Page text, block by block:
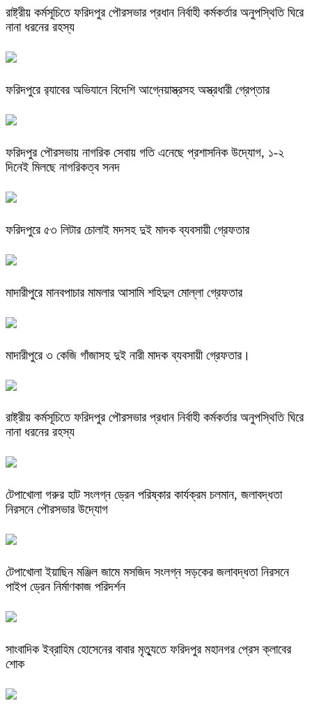
রাষ্ট্রীয় কর্মসূচিতে ফরিদপুর পৌরসভার প্রধান নির্বাহী কর্মকর্তার অনুপস্থিতি ঘিরে
নানা ধরনের রহস্য
ফরিদপুরে র‌্যাবের অভিযানে বিদেশি আগ্নেয়াস্ত্রসহ অস্ত্রধারী গ্রেপ্তার
ফরিদপুর পৌরসভায় নাগরিক সেবায় গতি এনেছে প্রশাসনিক উদ্যোগ, ১-২
দিনেই মিলছে নাগরিকত্ব সনদ
ফরিদপুরে ৫৩ লিটার চোলাই মদসহ দুই মাদক ব্যবসায়ী গ্রেফতার
মাদারীপুরে মানবপাচার মামলার আসামি শহিদুল মোল্লা গ্রেফতার
মাদারীপুরে ৩ কেজি গাঁজাসহ দুই নারী মাদক ব্যবসায়ী গ্রেফতার।
রাষ্ট্রীয় কর্মসূচিতে ফরিদপুর পৌরসভার প্রধান নির্বাহী কর্মকর্তার অনুপস্থিতি ঘিরে
নানা ধরনের রহস্য
টেপাখোলা গরুর হাট সংলগ্ন ড্রেন পরিষ্কার কার্যক্রম চলমান, জলাবদ্ধতা
নিরসনে পৌরসভার উদ্যোগ
টেপাখোলা ইয়াছিন মঞ্জিল জামে মসজিদ সংলগ্ন সড়কের জলাবদ্ধতা নিরসনে
পাইপ ড্রেন নির্মাণকাজ পরিদর্শন
সাংবাদিক ইব্রাহিম হোসেনের বাবার মৃত্যুতে ফরিদপুর মহানগর প্রেস ক্লাবের
শোক